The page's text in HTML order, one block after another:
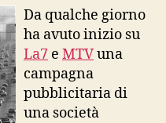
tra
mare
e
montagna
Da qualche giorno
ha avuto inizio su
La7 e MTVuna
campagna
pubblicitaria di
una società